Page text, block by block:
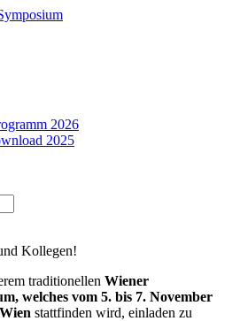
2026
2025
Kollegen!
traditionellen Wiener
welches vom 5. bis 7. November
stattfinden wird, einladen zu